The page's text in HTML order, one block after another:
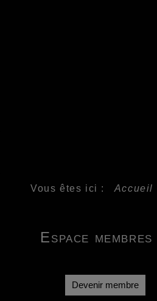
Vous êtes ici : Accueil
Espace membres
Devenir membre